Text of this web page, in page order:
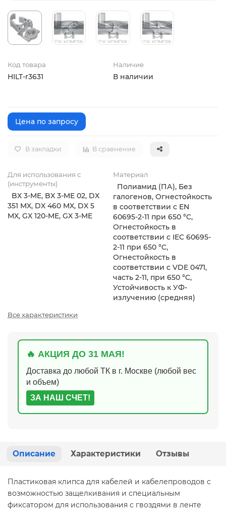
Код товара
HILT-r3631
Наличие
В наличии
Цена по запросу
В закладки В сравнение
Для использования с
(инструменты)
BX 3-ME, BX 3-ME 02, DX
351 MX, DX 460 MX, DX 5
MX, GX 120-ME, GX 3-ME
Материал
Полиамид (ПА), Без
галогенов, Огнестойкость
в соответствии с EN
60695-2-11 при 650 °C,
Огнестойкость в
соответствии с IEC 60695-
2-11 при 650 °C,
Огнестойкость в
соответствии с VDE 0471,
часть 2-11, при 650 °C,
Устойчивость к УФ-
излучению (средняя)
Все характеристики
🔥 АКЦИЯ ДО 31 МАЯ!
Доставка до любой ТК в г. Москве (любой вес
и объем)
ЗА НАШ СЧЕТ!
Описание Характеристики Отзывы
Пластиковая клипса для кабелей и кабелепроводов с
возможностью защелкивания и специальным
фиксатором для использования с гвоздями в ленте